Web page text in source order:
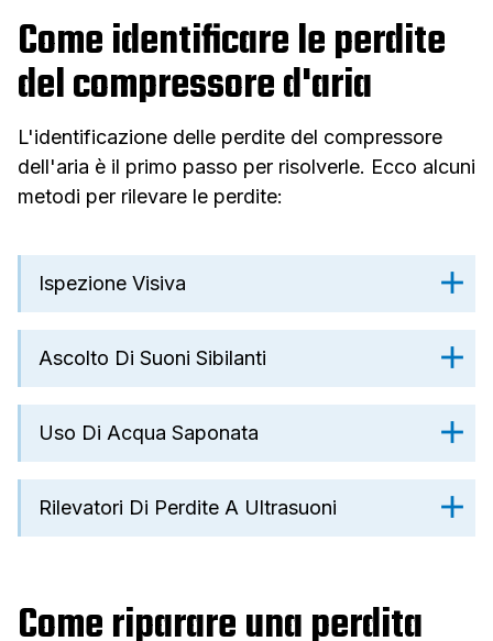
Come identificare le perdite
del compressore d'aria
L'identificazione delle perdite del compressore
dell'aria è il primo passo per risolverle. Ecco alcuni
metodi per rilevare le perdite:
Ispezione Visiva
Ascolto Di Suoni Sibilanti
Uso Di Acqua Saponata
Rilevatori Di Perdite A Ultrasuoni
Come riparare una perdita